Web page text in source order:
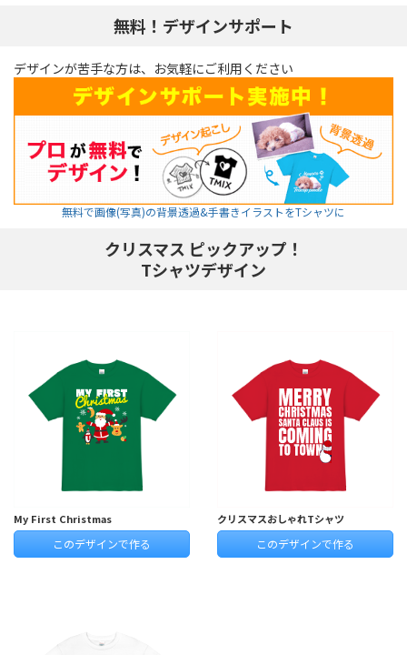
無料！デザインサポート
デザインが苦手な方は、お気軽にご利用ください
無料で画像(写真)の背景透過&手書きイラストをTシャツに
クリスマス ピックアップ！
Tシャツデザイン
My First Christmas
このデザインで作る
クリスマスおしゃれTシャツ
このデザインで作る